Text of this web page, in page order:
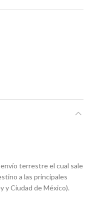
terrestre el cual sale
a las principales
y Ciudad de México).